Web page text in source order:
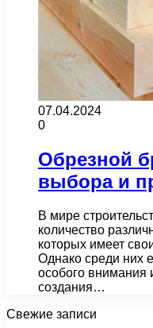
07.04.2024
0
Обрезной
выбора и
В мире
количество
которых имеет
Однако среди них
особого внимания
создания…
Свежие записи